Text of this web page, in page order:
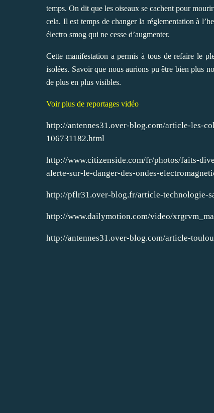
temps. On dit que les oiseaux se cachent pour
cela. Il est temps de changer la réglementation à
électro smog qui ne cesse d’augmenter.
Cette manifestation a permis à tous de refaire le
isolées. Savoir que nous aurions pu être bien plus
de plus en plus visibles.
Voir plus de reportages vidéo
http://antennes31.over-blog.com/article-les-
106731182.html
http://www.citizenside.com/fr/photos/faits-
alerte-sur-le-danger-des-ondes-
http://pflr31.over-blog.fr/article-technologie-
http://www.dailymotion.com/video/
http://antennes31.over-blog.com/article-